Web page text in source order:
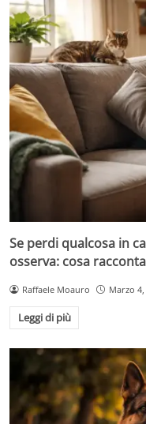
Se perdi qualcosa in
osserva: cosa
Raffaele Moauro Marzo 4,
Leggi di più